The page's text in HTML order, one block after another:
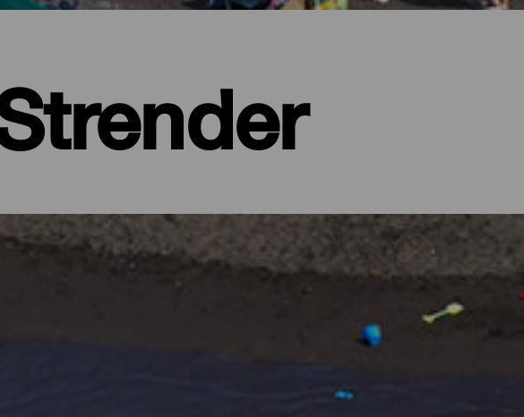
store strender hvor du finner din egen plass, og små strender, ved foten av